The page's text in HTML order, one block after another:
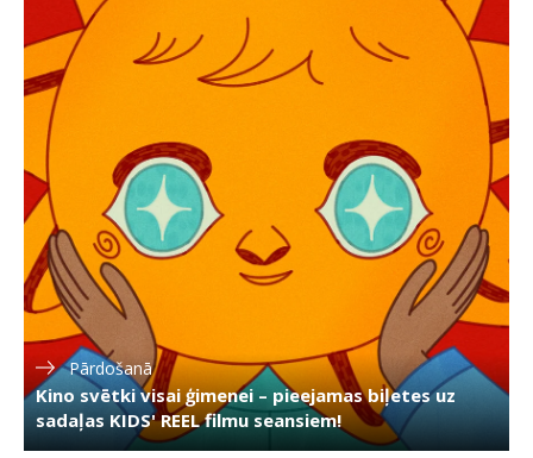
Pārdošanā
Kino svētki visai ģimenei – pieejamas biļetes uz
sadaļas KIDS' REEL filmu seansiem!